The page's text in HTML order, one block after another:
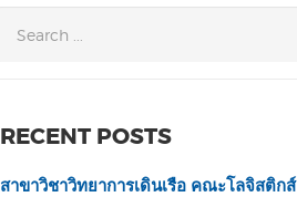
RECENT POSTS
สาขาวิชาวิทยาการเดินเรือ คณะโลจิสติกส์